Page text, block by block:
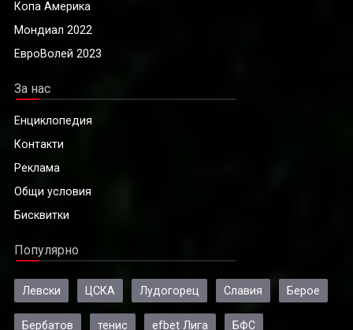
Копа Америка
Мондиал 2022
ЕвроВолей 2023
За нас
Енциклопедия
Контакти
Реклама
Общи условия
Бисквитки
Популярно
Левски ЦСКА Лудогорец Славия Берое
Бербатов тенис efbet Лига БФС